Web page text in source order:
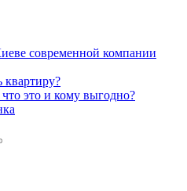
современной компании
квартиру?
это и кому выгодно?